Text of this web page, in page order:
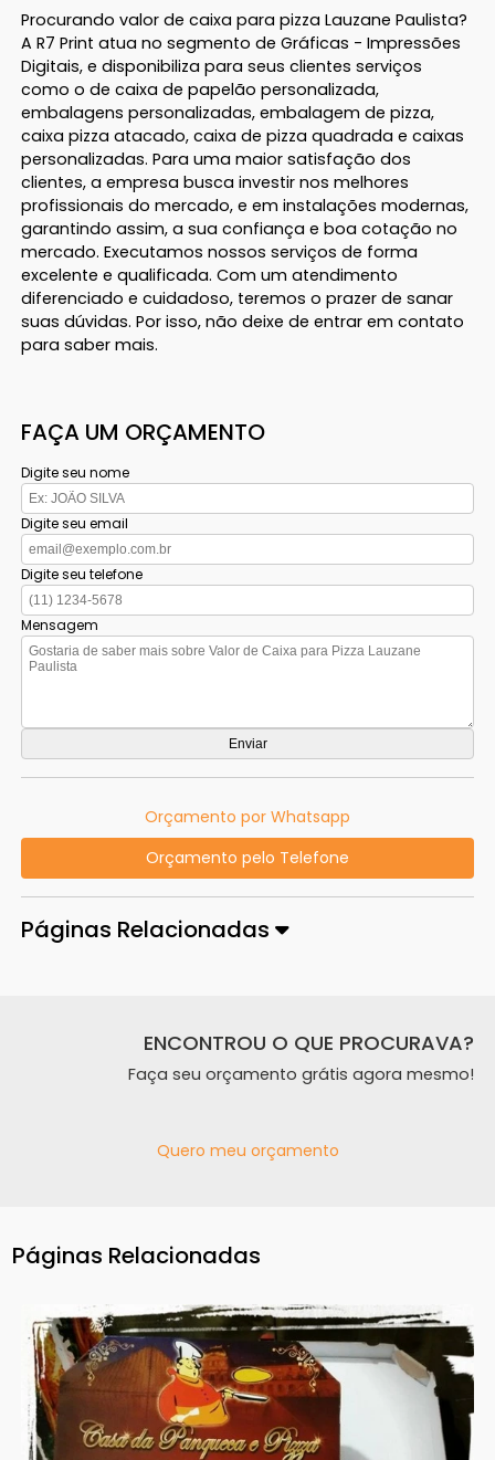
Procurando valor de caixa para pizza Lauzane Paulista?
A R7 Print atua no segmento de Gráficas - Impressões
Digitais, e disponibiliza para seus clientes serviços
como o de caixa de papelão personalizada,
embalagens personalizadas, embalagem de pizza,
caixa pizza atacado, caixa de pizza quadrada e caixas
personalizadas. Para uma maior satisfação dos
clientes, a empresa busca investir nos melhores
profissionais do mercado, e em instalações modernas,
garantindo assim, a sua confiança e boa cotação no
mercado. Executamos nossos serviços de forma
excelente e qualificada. Com um atendimento
diferenciado e cuidadoso, teremos o prazer de sanar
suas dúvidas. Por isso, não deixe de entrar em contato
para saber mais.
FAÇA UM ORÇAMENTO
Digite seu nome
Digite seu email
Digite seu telefone
Mensagem
Orçamento por Whatsapp
Orçamento pelo Telefone
Páginas Relacionadas
ENCONTROU O QUE PROCURAVA?
Faça seu orçamento grátis agora mesmo!
Quero meu orçamento
Páginas Relacionadas